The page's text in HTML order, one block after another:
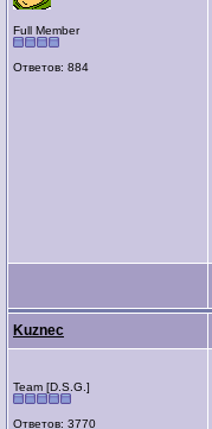
Full Member
Ответов: 884
Kuznec
Team [D.S.G.]
Ответов: 3770